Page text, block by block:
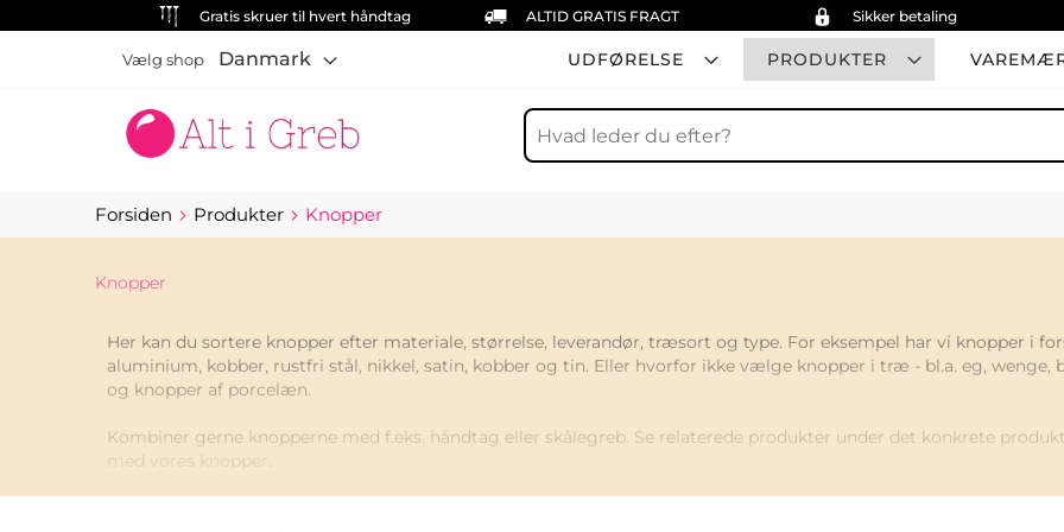
Gratis skruer til hvert håndtag ALTID GRATIS FRAGT Sikker betaling
UDFØRELSE PRODUKTER
Vælg shop Danmark
Søg
Forsiden Produkter Knopper
Knopper
Her kan du sortere knopper efter materiale, størrelse, leverandør, træsort og type. For eksempel har vi knopper i
aluminium, kobber, rustfri stål, nikkel, satin, kobber og tin. Eller hvorfor ikke vælge knopper i træ - bl.a. eg, wenge,
og knopper af porcelæn.
Kombiner gerne knopperne med f.eks. håndtag eller skålegreb. Se relaterede produkter under det konkrete
med vores knopper.